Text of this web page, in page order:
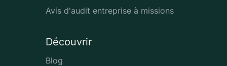
Avis d'audit entreprise à missions
Découvrir
Blog